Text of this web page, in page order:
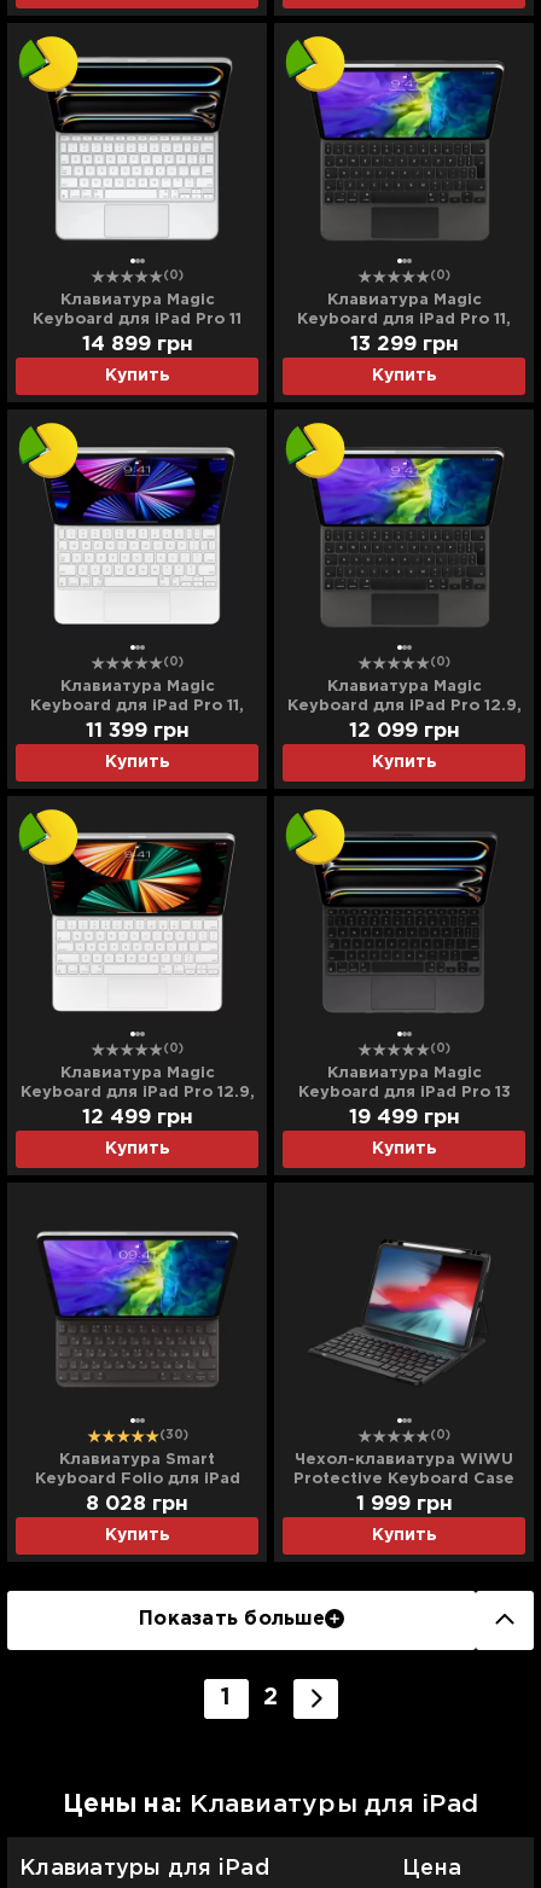
(0)
Клавиатура Magic
Keyboard для iPad Pro 11
(White) (MWR03) (2024)
(Ultra)
Купить
14 899 грн
(0)
Клавиатура Magic
Keyboard для iPad Pro 11,
iPad Air (4/5/6th gen)
(Black) (MXQT2) (Ultra)
Купить
13 299 грн
(0)
Клавиатура Magic
Keyboard для iPad Pro 11,
iPad Air (4/5/6th gen)
(White) (MJQJ3) (Ultra)
Купить
11 399 грн
(0)
Клавиатура Magic
Keyboard для iPad Pro 12.9,
iPad Air 13 (M2) (Black)
(MJQK3/MXQU2) (Ultra)
Купить
12 099 грн
(0)
Клавиатура Magic
Keyboard для iPad Pro 12.9,
iPad Air 13 (M2) (White)
(MJQL3) (Ultra)
Купить
12 499 грн
(0)
Клавиатура Magic
Keyboard для iPad Pro 13
(Black) (MWR53) (2024)
(Ultra)
Купить
19 499 грн
(30)
Клавиатура Smart
Keyboard Folio для iPad
Pro 11, iPad Air (4/5th
generation) (Black)
(MXNK2)
Купить
8 028 грн
(0)
Чехол-клавиатура WiWU
Protective Keyboard Case
для iPad 10.9 (2022)
(Black)
Купить
1 999 грн
Показать больше
1 2
Цены на: Клавиатуры для iPad
Клавиатуры для iPad Цена